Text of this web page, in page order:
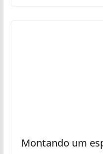
Montando um